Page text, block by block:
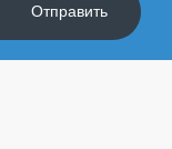
Отправить